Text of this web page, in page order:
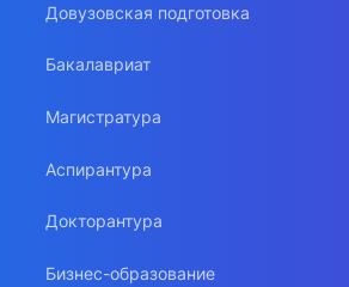
Довузовская подготовка
Бакалавриат
Магистратура
Аспирантура
Докторантура
Бизнес-образование